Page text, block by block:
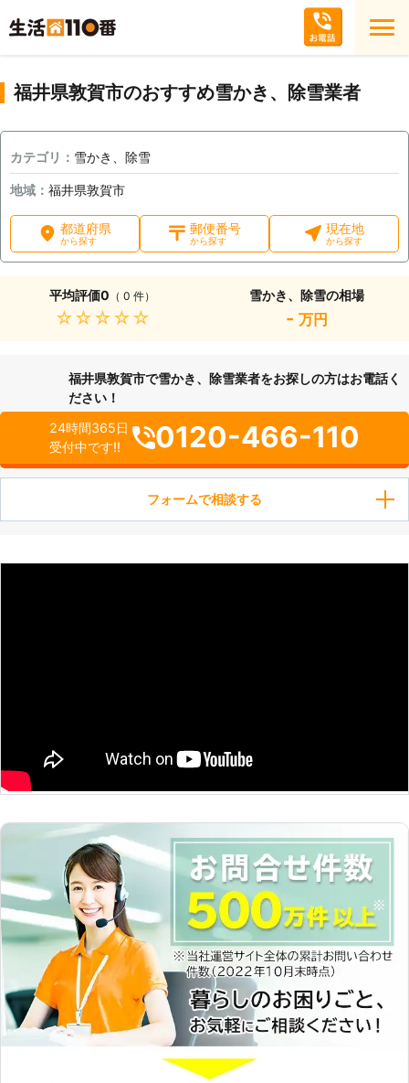
福井県敦賀市のおすすめ雪かき、除雪業者
カテゴリ： 雪かき、除雪
地域： 福井県敦賀市
都道府県
から探す
郵便番号
から探す
現在地
から探す
平均評価0 （ 0 件）
★★★★★
雪かき、除雪の相場
- 万円
福井県敦賀市で雪かき、除雪業者をお探しの方はお電話く
ださい！
24時間365日
受付中です!!
0120-466-110
フォームで相談する